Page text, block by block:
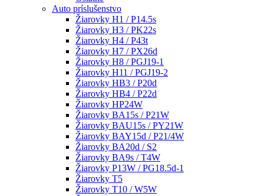
Auto príslušenstvo
Žiarovky H1 / P14.5s
Žiarovky H3 / PK22s
Žiarovky H4 / P43t
Žiarovky H7 / PX26d
Žiarovky H8 / PGJ19-1
Žiarovky H11 / PGJ19-2
Žiarovky HB3 / P20d
Žiarovky HB4 / P22d
Žiarovky HP24W
Žiarovky BA15s / P21W
Žiarovky BAU15s / PY21W
Žiarovky BAY15d / P21/4W
Žiarovky BA20d / S2
Žiarovky BA9s / T4W
Žiarovky P13W / PG18.5d-1
Žiarovky T5
Žiarovky T10 / W5W